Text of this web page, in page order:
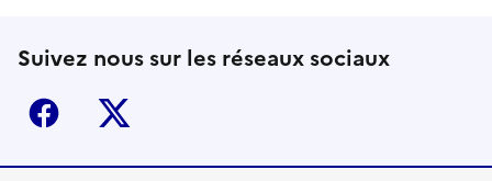
Suivez nous sur les réseaux sociaux
Facebook